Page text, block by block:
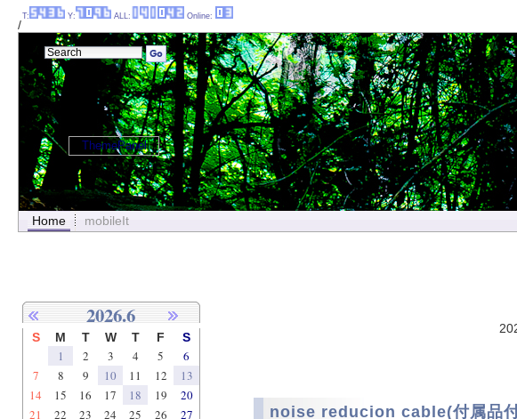
/
Home mobileIt
noise reducion cable(付属品
2026.6
S M T W T F S
1 2 3 4 5
6
7
8 9 10 11 12
13
14
15 16 17 18 19
20
21
22 23 24 25 26
27
T: Y: ALL: Online:
ThemePanel